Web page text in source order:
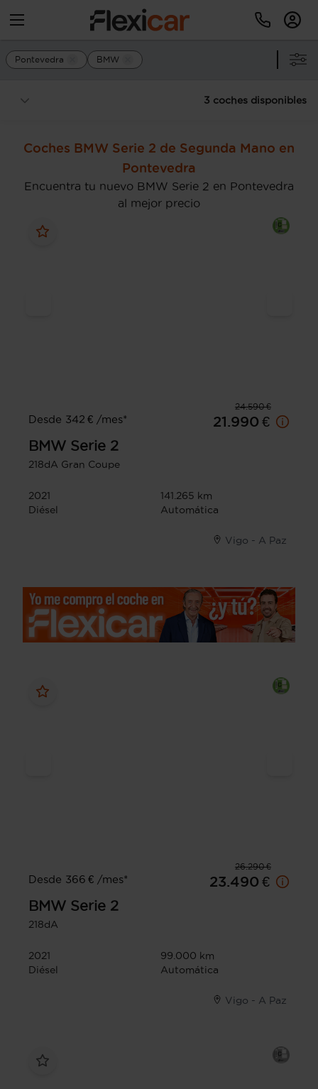
Pontevedra BMW
3 coches disponibles
Coches BMW Serie 2 de Segunda Mano en
Pontevedra
Encuentra tu nuevo BMW Serie 2 en Pontevedra
al mejor precio
24.590 €
Desde 342 € /mes*
21.990 €
BMW Serie 2
218dA Gran Coupe
2021
141.265 km
Diésel
Automática
Vigo - A Paz
26.290 €
Desde 366 € /mes*
23.490 €
BMW Serie 2
218dA
2021
99.000 km
Diésel
Automática
Vigo - A Paz